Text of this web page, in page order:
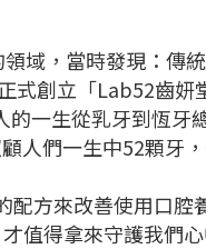
域，當時發現：傳
式創立「Lab52齒妍
一生從乳牙到恆牙
人們一生中52顆牙
方來改善使用口腔
值得拿來守護我們心